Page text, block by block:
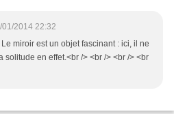
01/2014 22:32
miroir est un objet fascinant : ici, il ne
solitude en effet.<br /> <br /> <br /> <br